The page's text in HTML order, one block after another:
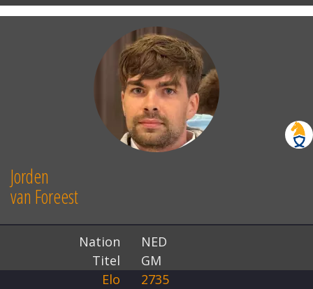
Jorden
van Foreest
Nation
NED
Titel
GM
Elo
2735